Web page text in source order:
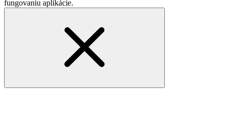
fungovaniu aplikácie.